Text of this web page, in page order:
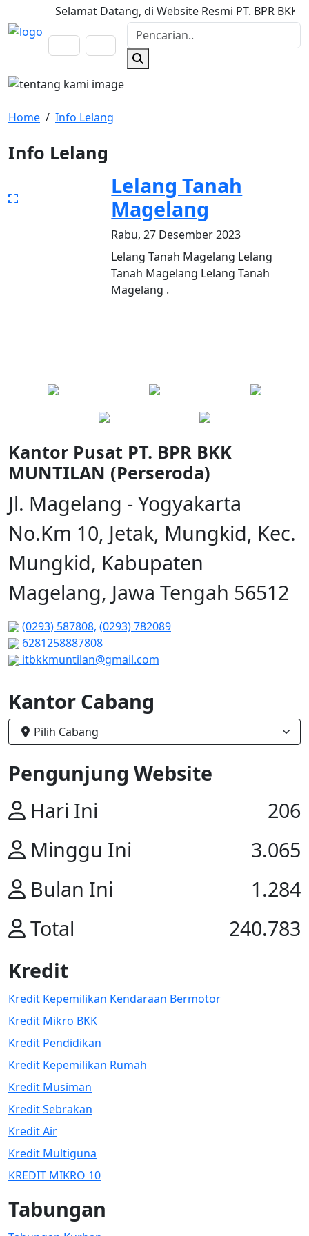
Selamat Datang, di Website Resmi PT. BPR BKK
Info Lelang
Home / Info Lelang
Lelang Tanah
Magelang
Rabu, 27 Desember 2023
Lelang Tanah Magelang Lelang
Tanah Magelang Lelang Tanah
Magelang .
Kantor Pusat PT. BPR BKK
MUNTILAN (Perseroda)
Jl. Magelang - Yogyakarta
No.Km 10, Jetak, Mungkid, Kec.
Mungkid, Kabupaten
Magelang, Jawa Tengah 56512
(0293) 587808, (0293) 782089
6281258887808
itbkkmuntilan@gmail.com
Pengunjung Website
Hari Ini
206
Minggu Ini
3.065
Bulan Ini
1.284
Total
240.783
Kantor Cabang
Pilih Cabang
Kredit
Kredit Kepemilikan Kendaraan Bermotor
Kredit Mikro BKK
Kredit Pendidikan
Kredit Kepemilikan Rumah
Kredit Musiman
Kredit Sebrakan
Kredit Air
Kredit Multiguna
KREDIT MIKRO 10
Tabungan